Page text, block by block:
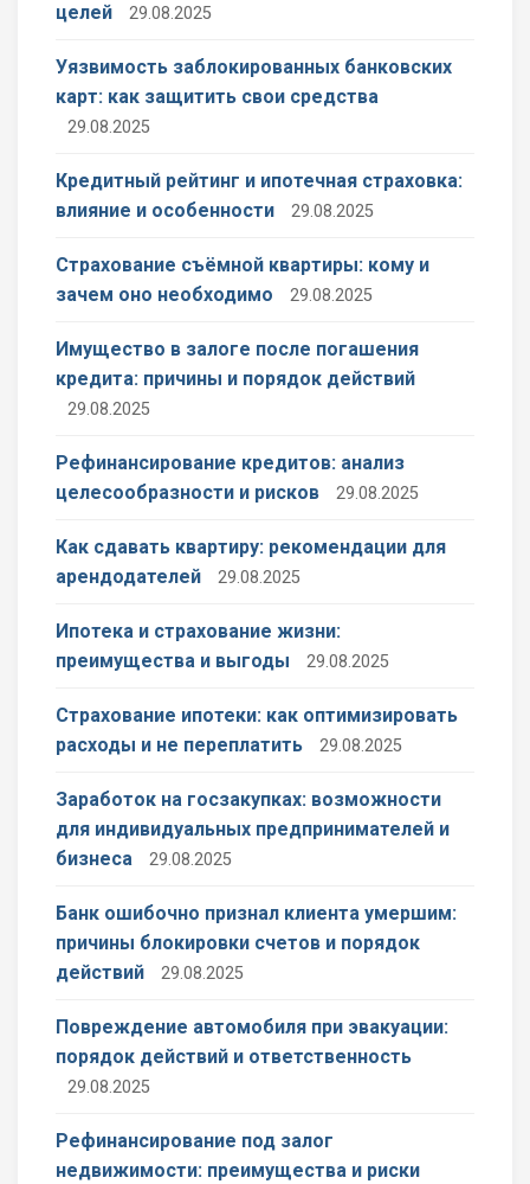
целей
29.08.2025
Уязвимость заблокированных банковских
карт: как защитить свои средства
29.08.2025
Кредитный рейтинг и ипотечная страховка:
влияние и особенности
29.08.2025
Страхование съёмной квартиры: кому и
зачем оно необходимо
29.08.2025
Имущество в залоге после погашения
кредита: причины и порядок действий
29.08.2025
Рефинансирование кредитов: анализ
целесообразности и рисков
29.08.2025
Как сдавать квартиру: рекомендации для
арендодателей
29.08.2025
Ипотека и страхование жизни:
преимущества и выгоды
29.08.2025
Страхование ипотеки: как оптимизировать
расходы и не переплатить
29.08.2025
Заработок на госзакупках: возможности
для индивидуальных предпринимателей и
бизнеса
29.08.2025
Банк ошибочно признал клиента умершим:
причины блокировки счетов и порядок
действий
29.08.2025
Повреждение автомобиля при эвакуации:
порядок действий и ответственность
29.08.2025
Рефинансирование под залог
недвижимости: преимущества и риски